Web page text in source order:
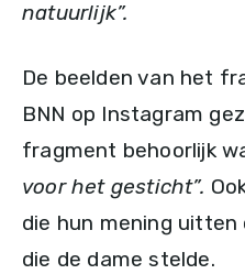
natuurlijk”.
De beelden van het
BNN op Instagram
fragment behoorlijk
voor het gesticht”.
die hun mening
die de dame stelde.